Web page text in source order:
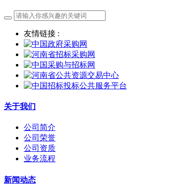
友情链接 :
关于我们
公司简介
公司荣誉
公司资质
业务流程
新闻动态